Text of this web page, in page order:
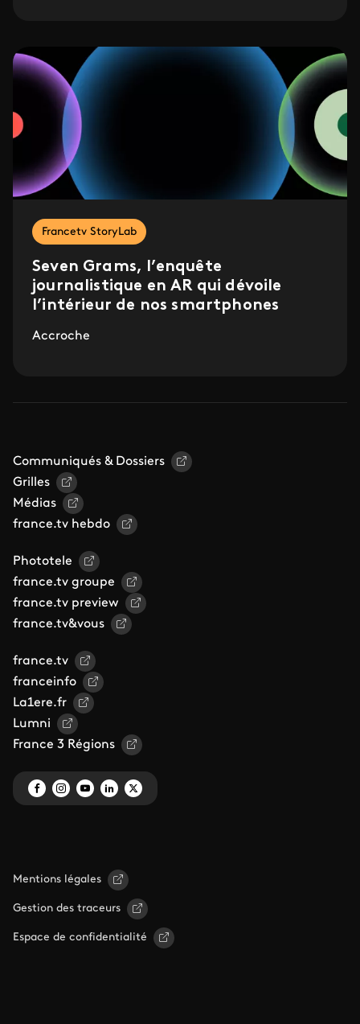
Francetv StoryLab
Seven Grams, l’enquête
journalistique en AR qui dévoile
l’intérieur de nos smartphones
Accroche
Communiqués & Dossiers
Grilles
Médias
france.tv hebdo
Phototele
france.tv groupe
france.tv preview
france.tv&vous
france.tv
franceinfo
La1ere.fr
Lumni
France 3 Régions
Mentions légales
Gestion des traceurs
Espace de confidentialité